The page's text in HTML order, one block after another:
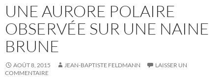
UNE AURORE POLAIRE
OBSERVÉE SUR UNE NAINE
BRUNE
AOÛT 8, 2015 JEAN-BAPTISTE FELDMANN
LAISSER UN
COMMENTAIRE